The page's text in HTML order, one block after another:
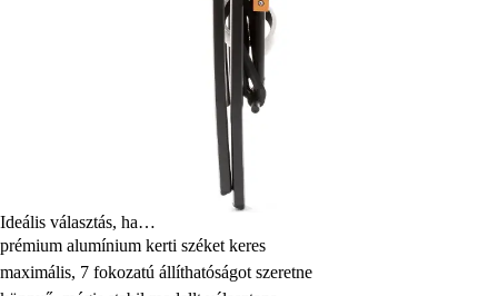
Ideális választás, ha…
prémium alumínium kerti széket keres
maximális, 7 fokozatú állíthatóságot szeretne